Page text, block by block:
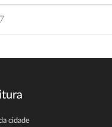
cidade